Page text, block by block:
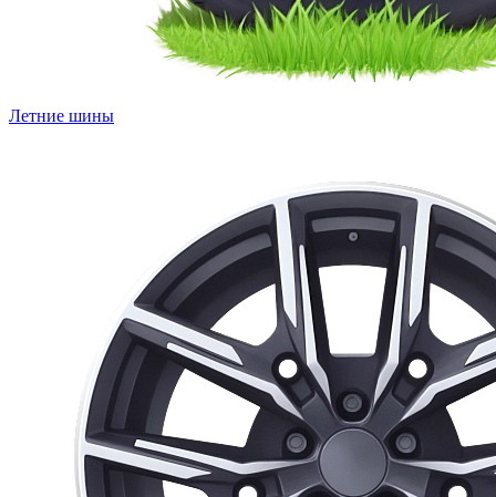
Летние шины